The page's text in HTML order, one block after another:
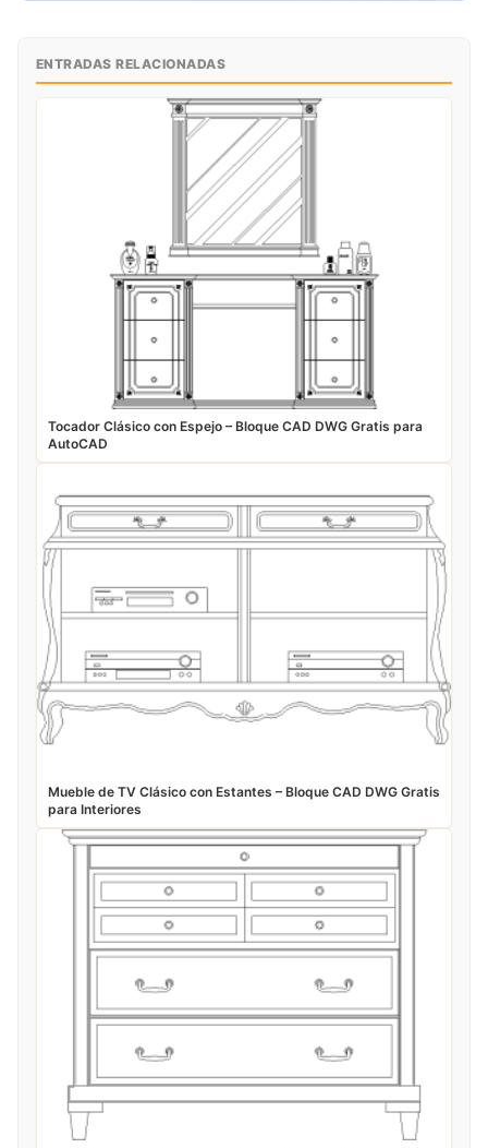
ENTRADAS RELACIONADAS
Tocador Clásico con Espejo – Bloque CAD DWG Gratis para
AutoCAD
Mueble de TV Clásico con Estantes – Bloque CAD DWG Gratis
para Interiores